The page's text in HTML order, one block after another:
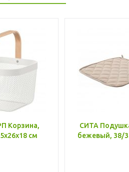
Корзина,
см
СИТА
бежевый, 38/